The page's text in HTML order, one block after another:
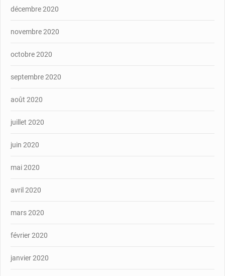
décembre 2020
novembre 2020
octobre 2020
septembre 2020
août 2020
juillet 2020
juin 2020
mai 2020
avril 2020
mars 2020
février 2020
janvier 2020